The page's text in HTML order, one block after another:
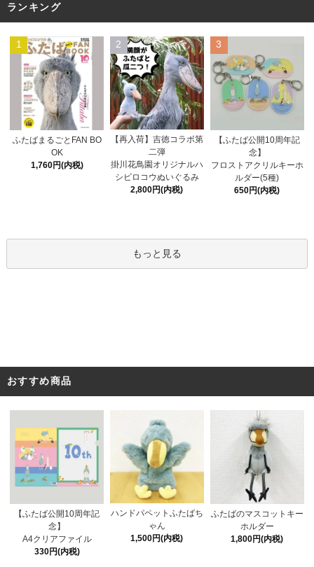
ランキング
1
ふたばまるごとFAN BO
OK
1,760円(内税)
2
【再入荷】吉徳コラボ第
二弾
掛川花鳥園オリジナルハ
シビロコウぬいぐるみ
2,800円(内税)
3
【ふたば公開10周年記
念】
フロストアクリルキーホ
ルダー(5種)
650円(内税)
もっと見る
おすすめ商品
【ふたば公開10周年記
念】
A4クリアファイル
330円(内税)
ハンドパペットふたばち
ゃん
1,500円(内税)
ふたばのマスコットキー
ホルダー
1,800円(内税)